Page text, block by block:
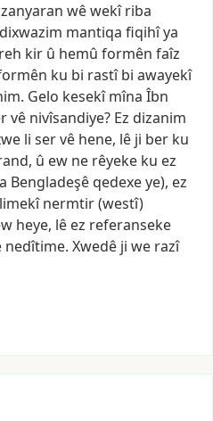
zanyaran wêwekî riba
dixwazim mantiqa fiqihîya
kir û hemû formên faîz
ku bi rastî bi awayekî
Gelo kesekî mîna Îbn
vê nivîsandiye? Ez dizanim
li servê hene, lê ji ber ku
û ew ne rêyeke ku ez
Bengladeşê qedexeye), ez
nermtir(westî)
heye, lê ez referanseke
nedîtime. Xwedê ji we razî